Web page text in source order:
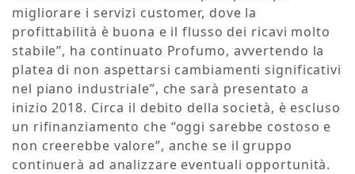
migliorare i servizi customer, dove la
profittabilità è buona e il flusso dei ricavi molto
stabile”, ha continuato Profumo, avvertendo la
platea di non aspettarsi cambiamenti significativi
nel piano industriale”, che sarà presentato a
inizio 2018. Circa il debito della società, è escluso
un rifinanziamento che “oggi sarebbe costoso e
non creerebbe valore”, anche se il gruppo
continuerà ad analizzare eventuali opportunità.